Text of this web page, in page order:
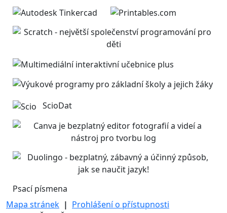
ScioDat
Psací písmena
Mapa stránek | Prohlášení o přístupnosti